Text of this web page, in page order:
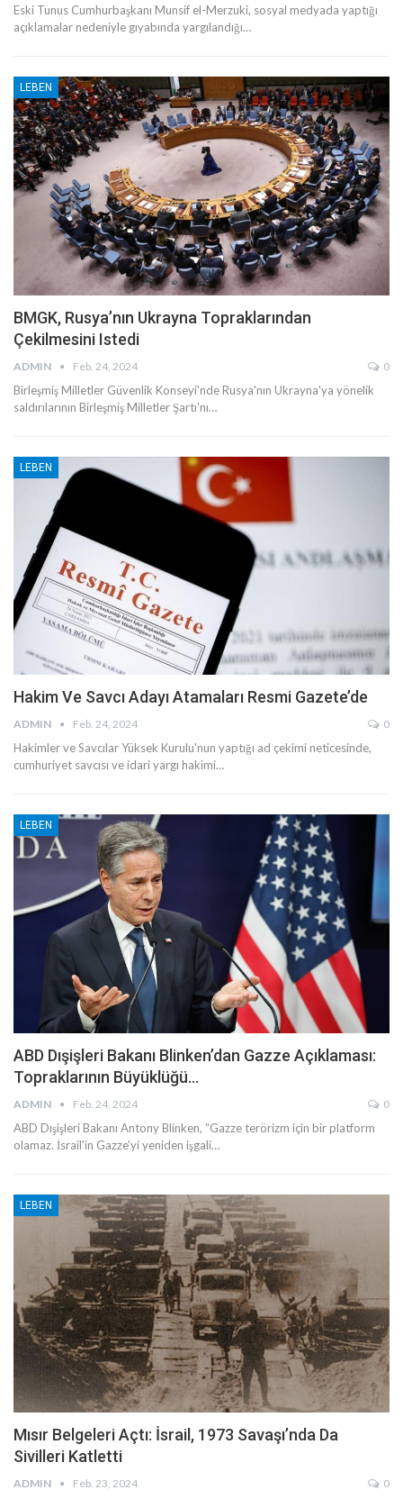
Eski Tunus Cumhurbaşkanı Munsif el-Merzuki, sosyal medyada yaptığı
açıklamalar nedeniyle gıyabında yargılandığı…
LEBEN
BMGK, Rusya’nın Ukrayna Topraklarından
Çekilmesini Istedi
ADMIN Feb. 24, 2024 0
Birleşmiş Milletler Güvenlik Konseyi'nde Rusya'nın Ukrayna'ya yönelik
saldırılarının Birleşmiş Milletler Şartı'nı…
LEBEN
Hakim Ve Savcı Adayı Atamaları Resmi Gazete’de
ADMIN Feb. 24, 2024 0
Hakimler ve Savcılar Yüksek Kurulu'nun yaptığı ad çekimi neticesinde,
cumhuriyet savcısı ve idari yargı hakimi…
LEBEN
ABD Dışişleri Bakanı Blinken’dan Gazze Açıklaması:
Topraklarının Büyüklüğü…
ADMIN Feb. 24, 2024 0
ABD Dışişleri Bakanı Antony Blinken, “Gazze terörizm için bir platform
olamaz. İsrail'in Gazze'yi yeniden işgali…
LEBEN
Mısır Belgeleri Açtı: İsrail, 1973 Savaşı’nda Da
Sivilleri Katletti
ADMIN Feb. 23, 2024 0